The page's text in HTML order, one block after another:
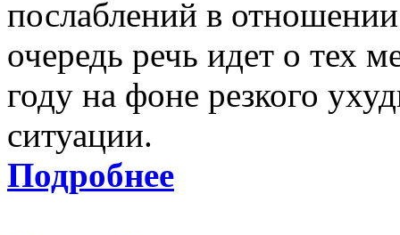
послаблений в
очередь речь идет о тех
году на фоне резкого
ситуации.
Подробнее